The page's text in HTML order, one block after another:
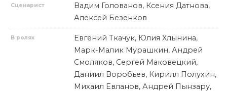
Сценарист
Вадим Голованов, Ксения Датнова,
Алексей Безенков
В ролях
Евгений Ткачук, Юлия Хлынина,
Марк-Малик Мурашкин, Андрей
Смоляков, Сергей Маковецкий,
Даниил Воробьев, Кирилл Полухин,
Михаил Евланов, Андрей Пынзару,